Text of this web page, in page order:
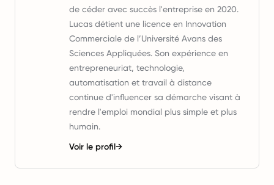
de céder avec succès l'entreprise en 2020.
Lucas détient une licence en Innovation
Commerciale de l’Université Avans des
Sciences Appliquées. Son expérience en
entrepreneuriat, technologie,
automatisation et travail à distance
continue d'influencer sa démarche visant à
rendre l'emploi mondial plus simple et plus
humain.
Voir le profil→